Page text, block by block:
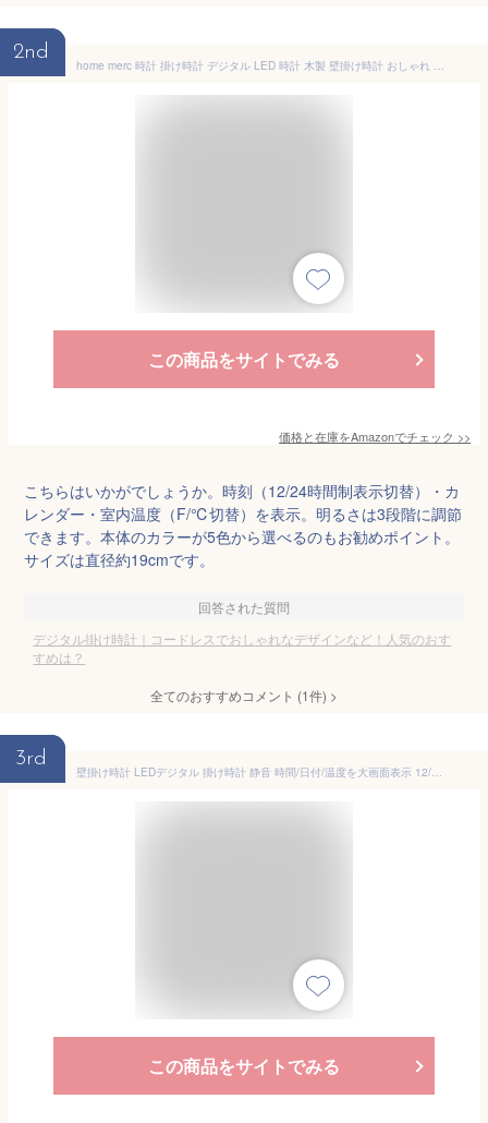
2nd
home merc 時計 掛け時計 デジタル LED 時計 木製 壁掛け時計 おしゃれ 直径19cm おしゃれ 北欧 静音 CLOCK 静音 かわいい 7D 連続秒針 自宅 寝室 部屋飾りモダンなホームオフィス 居間 寝室 書斎 室内装飾 お祭り 贈り物（Gタイプ）
この商品をサイトでみる
価格と在庫をAmazonでチェック >>
こちらはいかがでしょうか。時刻（12/24時間制表示切替）・カ
レンダー・室内温度（F/℃切替）を表示。明るさは3段階に調節
できます。本体のカラーが5色から選べるのもお勧めポイント。
サイズは直径約19cmです。
回答された質問
デジタル掛け時計｜コードレスでおしゃれなデザインなど！人気のおす
すめは？
全てのおすすめコメント (1件) >
3rd
壁掛け時計 LEDデジタル 掛け時計 静音 時間/日付/温度を大画面表示 12/24時間モード スマート光感調節 USB充電式 長時間航続 記憶機能付き おしゃれ リビングルーム 寝室 書斎 オフィス ホーム装飾 北欧風 (木目調)
この商品をサイトでみる